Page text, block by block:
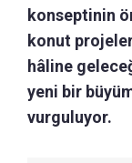
konseptinin
konut
hâline
yeni bir
vurguluyor.